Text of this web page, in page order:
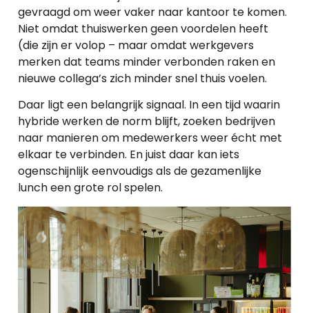
gevraagd om weer vaker naar kantoor te komen.
Niet omdat thuiswerken geen voordelen heeft
(die zijn er volop – maar omdat werkgevers
merken dat teams minder verbonden raken en
nieuwe collega’s zich minder snel thuis voelen.
Daar ligt een belangrijk signaal. In een tijd waarin
hybride werken de norm blijft, zoeken bedrijven
naar manieren om medewerkers weerécht met
elkaar te verbinden. En juist daar kan iets
ogenschijnlijk eenvoudigs als de gezamenlijke
lunch een grote rol spelen.